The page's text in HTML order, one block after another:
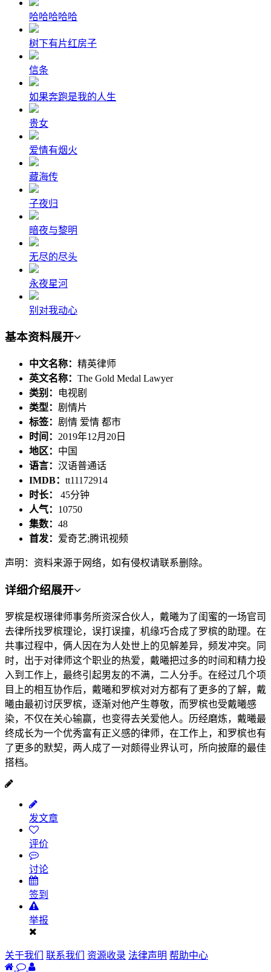
哈哈哈哈哈
树下有片红房子
信条
如果奔跑是我的人生
贵女
爱情有烟火
藏海传
子夜归
暗夜与黎明
无尽的尽头
永夜星河
别对我动心
基本资料展开
中文名称： 精英律师
英文名称： The Gold Medal Lawyer
类别：
电视剧
类型： 剧情片
标签： 剧情 爱情 都市
时间： 2019年12月20日
地区： 中国
语言： 汉语普通话
IMDB： tt11172914
时长： 45分钟
人气： 10750
集数： 48
首发： 爱奇艺;腾讯视频
声明：资料来源于网络，如有侵权请联系删除。
详细介绍展开
罗槟是权璟律师事务所资深合伙人，戴曦为了闺蜜的一场官司
去律所找罗槟理论，误打误撞，机缘巧合成了罗槟的助理。在
共事过程中，俩人因在为人处世上的见解差异，频发冲突。同
时，出于对律师这个职业的热爱，戴曦把过多的时间和精力投
入到工作上，最终引起男友的不满，二人分手。在经过几个项
目上的相互协作后，戴曦和罗槟对对方都有了更多的了解，戴
曦由最初讨厌罗槟，逐渐对他产生尊敬，而罗槟也受戴曦感
染，不仅在关心输赢，也变得去关爱他人。历经磨炼，戴曦最
终成长为一个优秀富有正义感的律师，在工作上，和罗槟也有
了更多的默契，两人成了一对颇得业界认可，所向披靡的最佳
搭档。
发文章
评价
讨论
签到
举报
关于我们 联系我们 资源收录 法律声明 帮助中心